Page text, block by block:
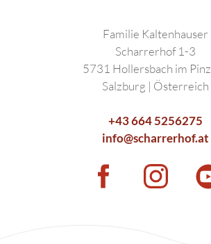
Familie Kaltenhauser
Scharrerhof 1-3
5731 Hollersbach im
Salzburg | Österreich
+43 664 5256275
info@scharrerhof.at